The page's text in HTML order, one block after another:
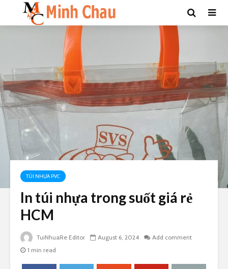
TÚI NHỰA PVC
In túi nhựa trong suốt giá rẻ
HCM
TuiNhuaRe Editor August 6, 2024
Add comment
1 min read